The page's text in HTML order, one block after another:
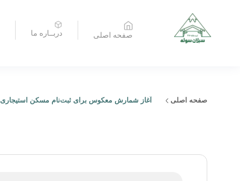
صفحه اصلی دربــاره ما
صفحه اصلی آغاز شمارش معکوس برای ثبت‌نام مسکن استیجاری